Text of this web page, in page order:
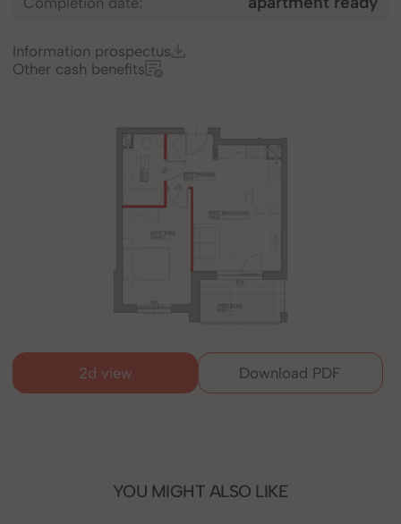
Information prospectus
Other cash benefits
2d view Download PDF
YOU MIGHT ALSO LIKE